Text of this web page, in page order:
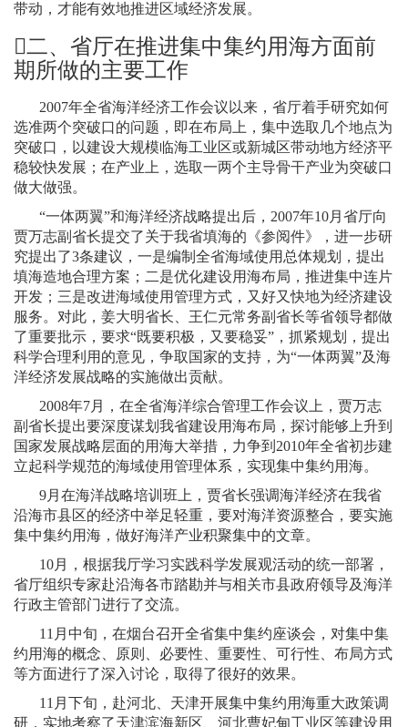
带动，才能有效地推进区域经济发展。
二、省厅在推进集中集约用海方面前
期所做的主要工作
2007年全省海洋经济工作会议以来，省厅着手研究如何
选准两个突破口的问题，即在布局上，集中选取几个地点为
突破口，以建设大规模临海工业区或新城区带动地方经济平
稳较快发展；在产业上，选取一两个主导骨干产业为突破口
做大做强。
“一体两翼”和海洋经济战略提出后， 2007年10月省厅向
贾万志副省长提交了关于我省填海的《参阅件》，进一步研
究提出了3条建议，一是编制全省海域使用总体规划，提出
填海造地合理方案；二是优化建设用海布局，推进集中连片
开发；三是改进海域使用管理方式，又好又快地为经济建设
服务。对此，姜大明省长、王仁元常务副省长等省领导都做
了重要批示，要求“既要积极，又要稳妥”，抓紧规划，提出
科学合理利用的意见，争取国家的支持，为“一体两翼”及海
洋经济发展战略的实施做出贡献。
2008年7月，在全省海洋综合管理工作会议上，贾万志
副省长提出要深度谋划我省建设用海布局，探讨能够上升到
国家发展战略层面的用海大举措，力争到 2010年全省初步建
立起科学规范的海域使用管理体系，实现集中集约用海。
9月在海洋战略培训班上，贾省长强调海洋经济在我省
沿海市县区的经济中举足轻重，要对海洋资源整合，要实施
集中集约用海，做好海洋产业积聚集中的文章。
10月，根据我厅学习实践科学发展观活动的统一部署，
省厅组织专家赴沿海各市踏勘并与相关市县政府领导及海洋
行政主管部门进行了交流。
11 月中旬，在烟台召开全省集中集约座谈会，对集中集
约用海的概念、原则、必要性、重要性、可行性、布局方式
等方面进行了深入讨论，取得了很好的效果。
11 月下旬，赴河北、天津开展集中集约用海重大政策调
研，实地考察了天津滨海新区、河北曹妃甸工业区等建设用